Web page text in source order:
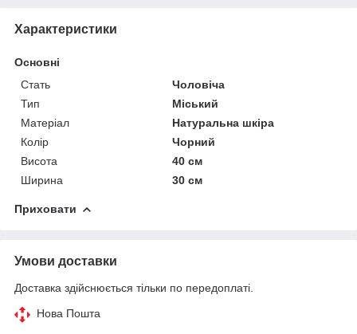
Характеристики
Основні
Стать
Чоловіча
Тип
Міський
Матеріал
Натуральна шкіра
Колір
Чорний
Висота
40 см
Ширина
30 см
Приховати
Умови доставки
Доставка здійснюється тільки по передоплаті.
Нова Пошта